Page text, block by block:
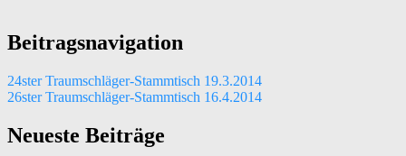
Beitragsnavigation
24ster Traumschläger-Stammtisch 19.3.2014
26ster Traumschläger-Stammtisch 16.4.2014
Neueste Beiträge